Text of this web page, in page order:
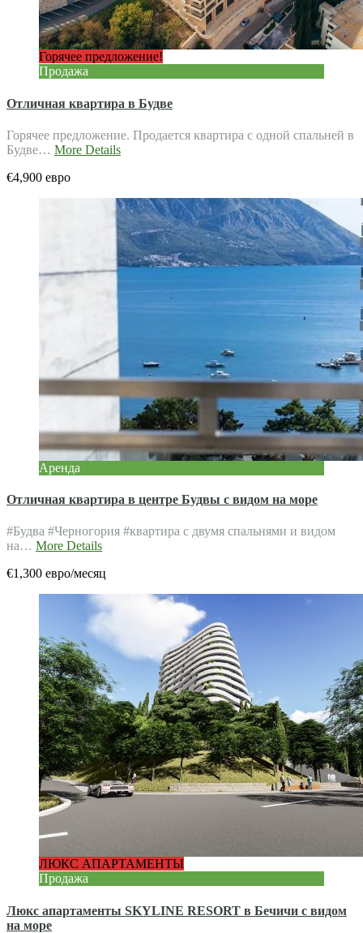
Горячее предложение!
Продажа
Отличная квартира в Будве
Горячее предложение. Продается квартира с одной спальней в
Будве… More Details
€4,900 евро
Аренда
Отличная квартира в центре Будвы с видом на море
#Будва #Черногория #квартира c двумя спальнями и видом
на… More Details
€1,300 евро/месяц
ЛЮКС АПАРТАМЕНТЫ
Продажа
Люкс апартаменты SKYLINE RESORT в Бечичи с видом
на море